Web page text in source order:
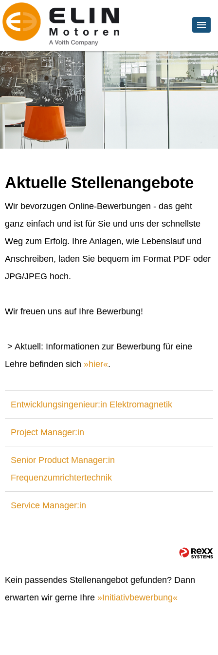
Aktuelle Stellenangebote
Wir bevorzugen Online-Bewerbungen - das geht
ganz einfach und ist für Sie und uns der schnellste
Weg zum Erfolg. Ihre Anlagen, wie Lebenslauf und
Anschreiben, laden Sie bequem im Format PDF oder
JPG/JPEG hoch.
Wir freuen uns auf Ihre Bewerbung!
> Aktuell: Informationen zur Bewerbung für eine
Lehre befinden sich
hier .
Entwicklungsingenieur:in Elektromagnetik
Project Manager:in
Senior Product Manager:in
Frequenzumrichtertechnik
Service Manager:in
Kein passendes Stellenangebot gefunden? Dann
erwarten wir gerne Ihre
Initiativbewerbung